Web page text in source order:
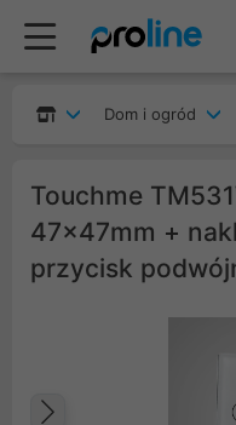
Dom i ogród
Touchme
47x47mm +
przycisk